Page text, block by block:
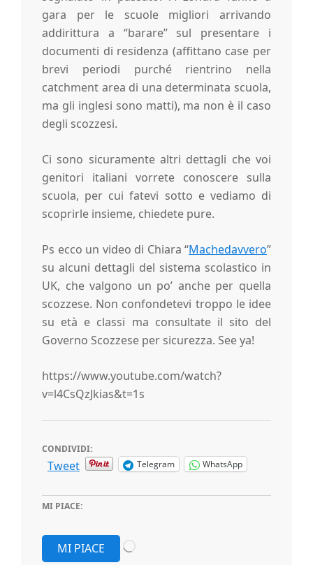
gara per le scuole migliori arrivando
addirittura a “barare” sul presentare i
documenti di residenza (affittano case per
brevi periodi purché rientrino nella
catchment area di una determinata scuola,
ma gli inglesi sono matti), ma non è il caso
degli scozzesi.
Ci sono sicuramente altri dettagli che voi
genitori italiani vorrete conoscere sulla
scuola, per cui fatevi sotto e vediamo di
scoprirle insieme, chiedete pure.
Ps ecco un video di Chiara “Machedavvero”
su alcuni dettagli del sistema scolastico in
UK, che valgono un po’ anche per quella
scozzese. Non confondetevi troppo le idee
su età e classi ma consultate il sito del
Governo Scozzese per sicurezza. See ya!
https://www.youtube.com/watch?
v=l4CsQzJkias&t=1s
CONDIVIDI:
Tweet Telegram WhatsApp
MI PIACE:
MI PIACE